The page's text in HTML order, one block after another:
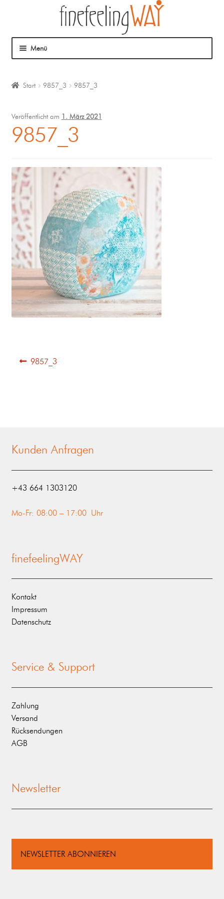
Menü
Coaching
Start 9857_3 9857_3
Veröffentlicht am 1. März 2021
9857_3
9857_3
Kunden Anfragen
‭+43 664 1303120‬
Mo-Fr: 08:00 – 17:00 Uhr
finefeelingWAY
Kontakt
Impressum
Datenschutz
Service & Support
Zahlung
Versand
Rücksendungen
AGB
Newsletter
NEWSLETTER ABONNIEREN